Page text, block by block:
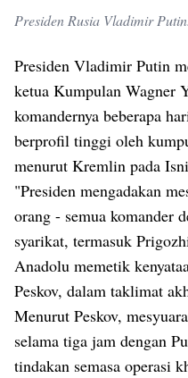
Presiden Rusia Vladimir
Presiden Vladimir Putin
ketua Kumpulan Wagner
komandernya beberapa
berprofil tinggi oleh
menurut Kremlin pada
"Presiden mengadakan
orang - semua komander
syarikat, termasuk
Anadolu memetik
Peskov, dalam taklimat
Menurut Peskov,
selama tiga jam dengan
tindakan semasa operasi